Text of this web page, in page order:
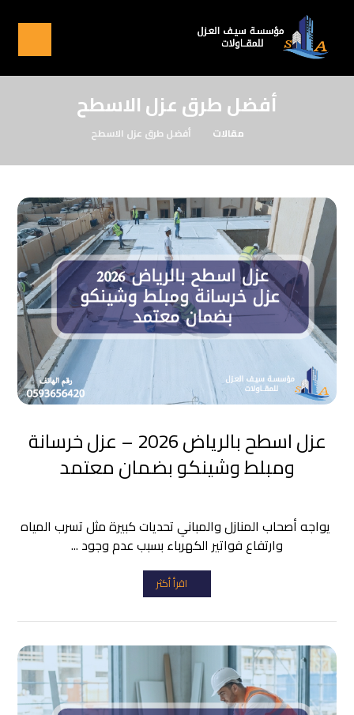
أفضل طرق عزل الاسطح
مقالات أفضل طرق عزل الاسطح
عزل اسطح بالرياض 2026 – عزل خرسانة
ومبلط وشينكو بضمان معتمد
يواجه أصحاب المنازل والمباني تحديات كبيرة مثل تسرب المياه
وارتفاع فواتير الكهرباء بسبب عدم وجود ...
اقرأ أكثر